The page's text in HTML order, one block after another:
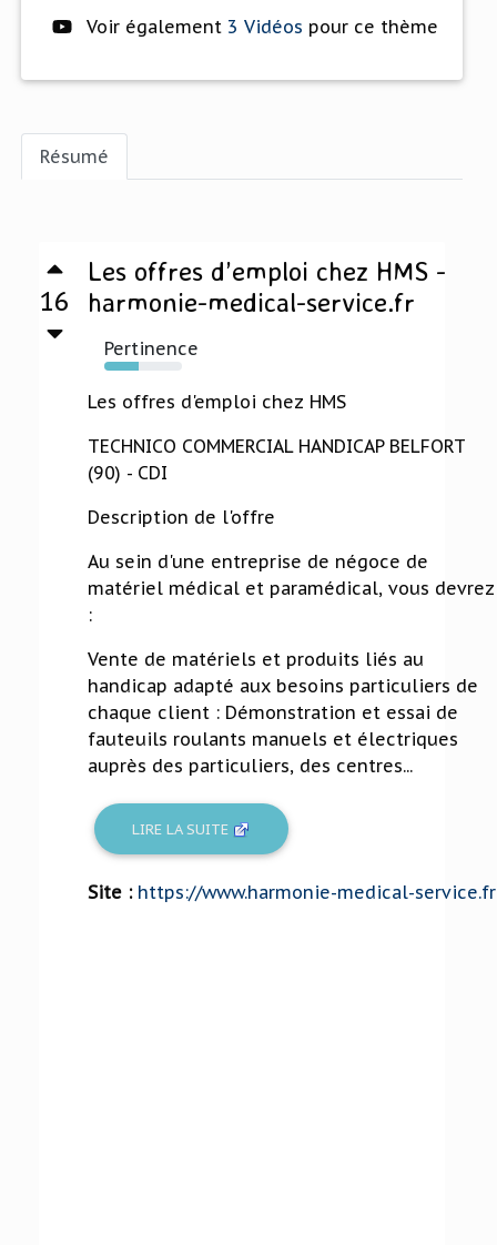
Voir également 3 Vidéos pour ce thème
Résumé
16
Les offres d’emploi chez HMS -
harmonie-medical-service.fr
Pertinence
44%
Les offres d'emploi chez HMS
TECHNICO COMMERCIAL HANDICAP BELFORT
(90) - CDI
Description de l'offre
Au sein d'une entreprise de négoce de
matériel médical et paramédical, vous devrez
:
Vente de matériels et produits liés au
handicap adapté aux besoins particuliers de
chaque client : Démonstration et essai de
fauteuils roulants manuels et électriques
auprès des particuliers, des centres...
LIRE LA SUITE
Site : https://www.harmonie-medical-service.fr